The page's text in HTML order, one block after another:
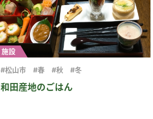
施設
和田産地のごはん
#松山市 #春 #秋 #冬